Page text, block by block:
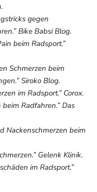
.
gegen
Bike Babsi Blog.
beim Radsport.”
Schmerzen beim
Siroko Blog.
im Radsport.” Corox.
Radfahren.” Das
Nackenschmerzen beim
Gelenk Klinik.
im Radsport.”